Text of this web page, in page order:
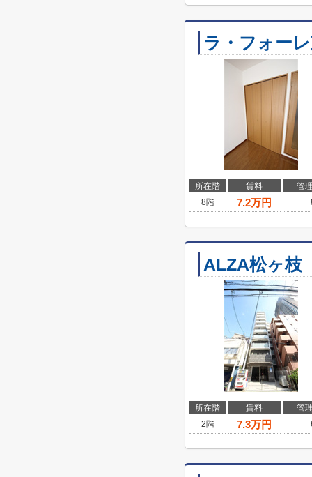
ラ・フォー
所在階 賃料
管
8階
7.2万円
ALZA松ヶ枝
所在階 賃料
管
2階
7.3万円